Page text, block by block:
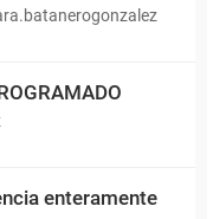
enteramente